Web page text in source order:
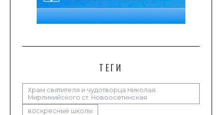
ТЕГИ
Храм святителя и чудотворца Николая
Мирликийского ст. Новоосетинская
воскресные школы